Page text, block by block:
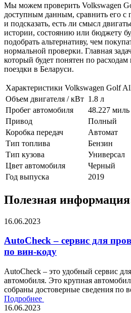
Мы можем проверить Volkswagen
доступным данным, сравнить его
и подсказать, есть ли смысл
истории, состоянию или бюджету
подобрать альтернативу, чем
нормальной проверки. Главная
который будет понятен по
поездки в Беларуси.
Характеристики Volkswagen Golf
Объем двигателя / кВт 1.8 л
Пробег автомобиля
48.227
Привод
Полный
Коробка передач
Автомат
Тип топлива
Бензин
Тип кузова
Универсал
Цвет автомобиля
Черный
Год выпуска
2019
Полезная
16.06.2023
AutoCheck – сервис для
по вин-коду
AutoCheck – это удобный сервис
автомобиля. Это крупная
собраны достоверные сведения по
Подробнее
16.06.2023